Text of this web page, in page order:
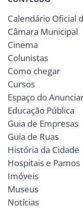
Calendário Oficial
Câmara Municipal
Cinema
Colunistas
Como chegar
Cursos
Espaço do
Educação Pública
Guia de Empresas
Guia de Ruas
História da Cidade
Hospitais e Pamos
Imóveis
Museus
Notícias